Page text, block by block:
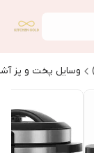
وسایل پخت و پز